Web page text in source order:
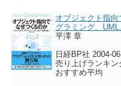
オブジェクト指
グラミング、
平澤 章
日経BP社 2004-
売り上げランキン
おすすめ平均